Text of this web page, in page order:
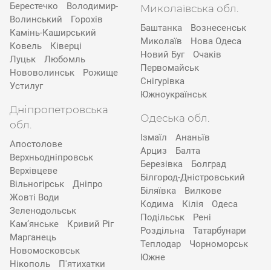
Берестечко
Володимир-
Волинський
Горохів
Камінь-Каширський
Ковель
Ківерці
Луцьк
Любомль
Нововолинськ
Рожище
Устилуг
Дніпропетровська
обл.
Апостолове
Верхньодніпровськ
Верхівцеве
Вільногірськ
Дніпро
Жовті Води
Зеленодольськ
Кам’янське
Кривий Ріг
Марганець
Новомосковськ
Нікополь
П'ятихатки
Миколаївська обл.
Баштанка
Вознесенськ
Миколаїв
Нова Одеса
Новий Буг
Очаків
Первомайськ
Снігурівка
Южноукраїнськ
Одеська обл.
Ізмаїл
Ананьїв
Арциз
Балта
Березівка
Болград
Білгород-Дністровський
Біляївка
Вилкове
Кодима
Кілія
Одеса
Подільськ
Рені
Роздільна
Татарбунари
Теплодар
Чорноморськ
Южне